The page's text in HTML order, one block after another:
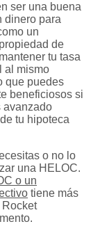
ser una buena
dinero para
un
de
tu tasa
al mismo
que puedes
beneficiosos si
avanzado
tu hipoteca
o no lo
una HELOC.
o un
tiene más